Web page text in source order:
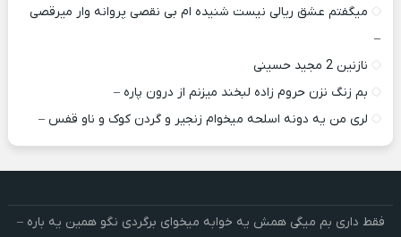
میگفتم عشق ریالی نیست شنیده ام بی نقصی پروانه وار میرقصی
–
نازنین 2 مجید حسینی
بم زنگ نزن حروم زاده لبخند میزنم از درون پاره –
لری من یه دونه اسلحه میخوام زﻧﺠﻴﺮ و ﮔﺮدن ﻛﻮک و ﻧﺎو ﻗﻔﺲ –
فقط داری بم میگی همش یه خوابه میخوای برگردی نگو همین یه باره –